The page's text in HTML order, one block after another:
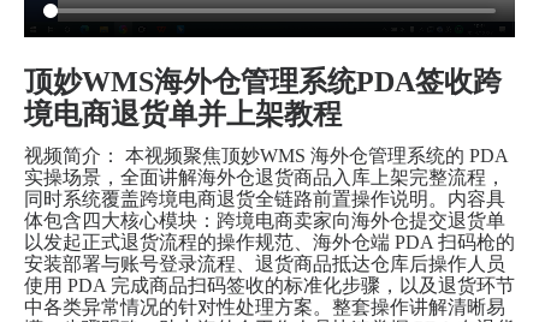
顶妙WMS海外仓管理系统PDA签收跨
境电商退货单并上架教程
视频简介： 本视频聚焦顶妙WMS 海外仓管理系统的 PDA
实操场景，全面讲解海外仓退货商品入库上架完整流程，
同时系统覆盖跨境电商退货全链路前置操作说明。内容具
体包含四大核心模块：跨境电商卖家向海外仓提交退货单
以发起正式退货流程的操作规范、海外仓端 PDA 扫码枪的
安装部署与账号登录流程、退货商品抵达仓库后操作人员
使用 PDA 完成商品扫码签收的标准化步骤，以及退货环节
中各类异常情况的针对性处理方案。整套操作讲解清晰易